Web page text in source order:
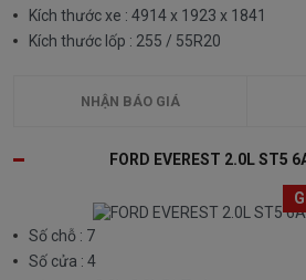
Kích thước xe : 4914 x 1923 x 1841
Kích thước lốp : 255 / 55R20
NHẬN BÁO GIÁ
FORD EVEREST 2.0L ST5
Số chỗ : 7
Số cửa : 4